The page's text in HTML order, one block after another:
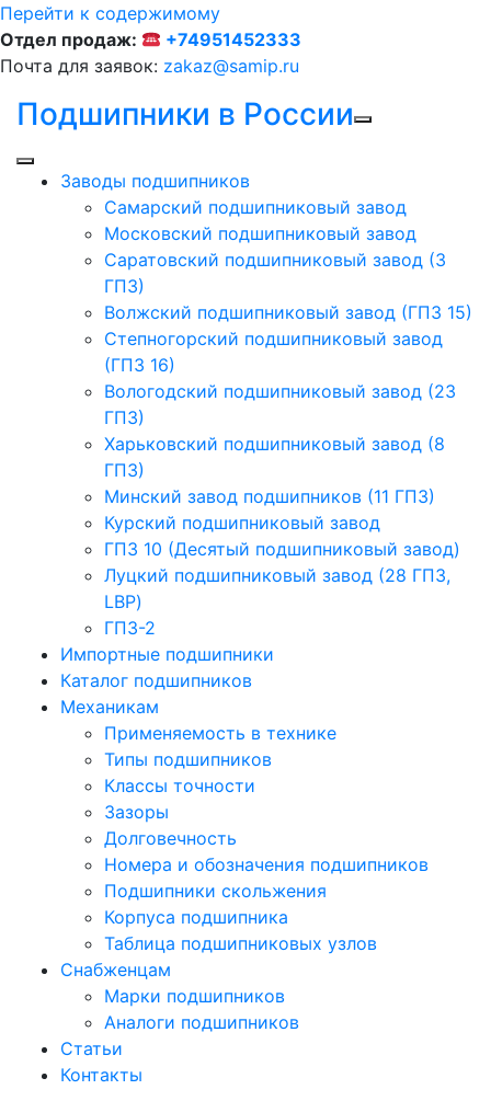
Перейти к содержимому
Отдел продаж:
+74951452333
Почта для заявок: zakaz@samip.ru
Подшипники в России
Заводы подшипников
Cамарский подшипниковый завод
Московский подшипниковый завод
Саратовский подшипниковый завод (3
ГПЗ)
Волжский подшипниковый завод (ГПЗ 15)
Степногорский подшипниковый завод
(ГПЗ 16)
Вологодский подшипниковый завод (23
ГПЗ)
Харьковский подшипниковый завод (8
ГПЗ)
Минский завод подшипников (11 ГПЗ)
Курский подшипниковый завод
ГПЗ 10 (Десятый подшипниковый завод)
Луцкий подшипниковый завод (28 ГПЗ,
LBP)
ГПЗ-2
Импортные подшипники
Каталог подшипников
Механикам
Применяемость в технике
Типы подшипников
Классы точности
Зазоры
Долговечность
Номера и обозначения подшипников
Подшипники скольжения
Корпуса подшипника
Таблица подшипниковых узлов
Снабженцам
Марки подшипников
Аналоги подшипников
Статьи
Контакты